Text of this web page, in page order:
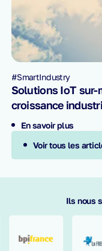
Solutions IoT sur-
croissance
#SmartIndustry
En savoir plus
Voir tous les
Ils nous